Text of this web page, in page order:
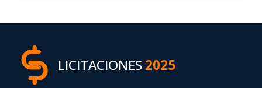
LICITACIONES2025